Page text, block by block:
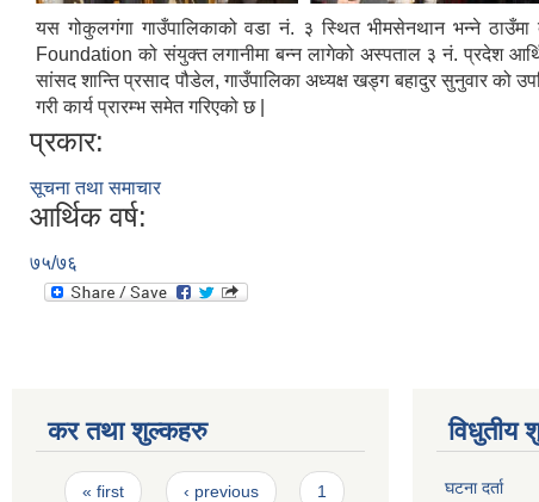
यस गोकुलगंगा गाउँपालिकाको वडा नं. ३ स्थित भीमसेनथान भन्ने
Foundation को संयुक्त लगानीमा बन्न लागेको अस्पताल ३ नं. प्रदेश
सांसद शान्ति प्रसाद पौडेल, गाउँपालिका अध्यक्ष खड्ग बहादुर सुनुवार को
गरी कार्य प्रारम्भ समेत गरिएको छ |
प्रकार:
सूचना तथा समाचार
आर्थिक वर्ष:
७५/७६
कर तथा शुल्कहरु
Pages
« first ‹ previous
1
विधुतीय
घटना दर्ता